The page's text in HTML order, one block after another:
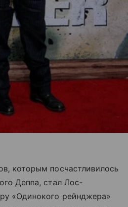
которым посчастливилось
Деппа, стал Лос-
«Одинокого рейнджера»